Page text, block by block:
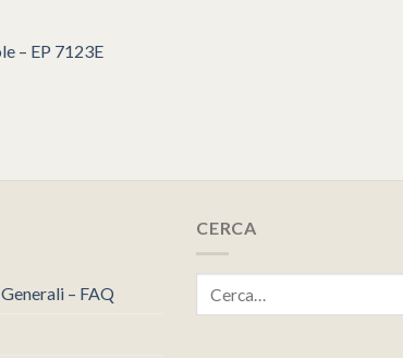
– EP 7123E
– FAQ
CERCA